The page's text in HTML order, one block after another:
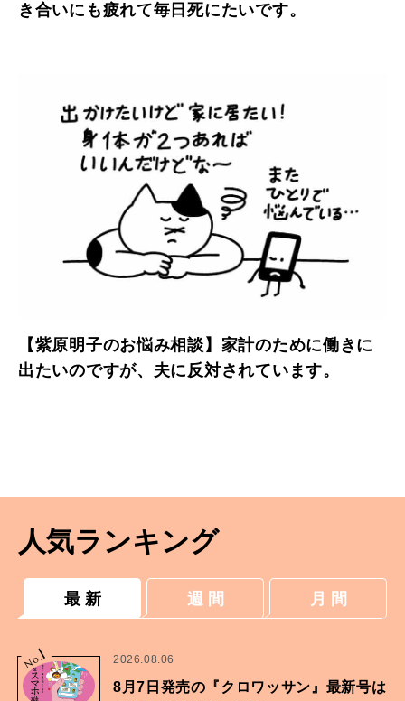
き合いにも疲れて毎日死にたいです。
【紫原明子のお悩み相談】家計のために働きに
出たいのですが、夫に反対されています。
人気ランキング
最 新 週 間 月 間
No.
1 2026.08.06
8月7日発売の『クロワッサン』最新号は